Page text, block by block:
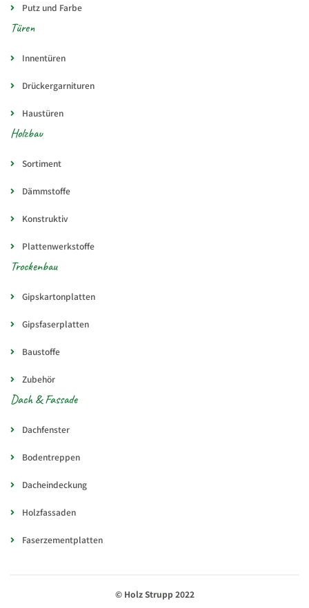
Putz und Farbe
Türen
Innentüren
Drückergarnituren
Haustüren
Holzbau
Sortiment
Dämmstoffe
Konstruktiv
Plattenwerkstoffe
Trockenbau
Gipskartonplatten
Gipsfaserplatten
Baustoffe
Zubehör
Dach & Fassade
Dachfenster
Bodentreppen
Dacheindeckung
Holzfassaden
Faserzementplatten
© Holz Strupp 2022